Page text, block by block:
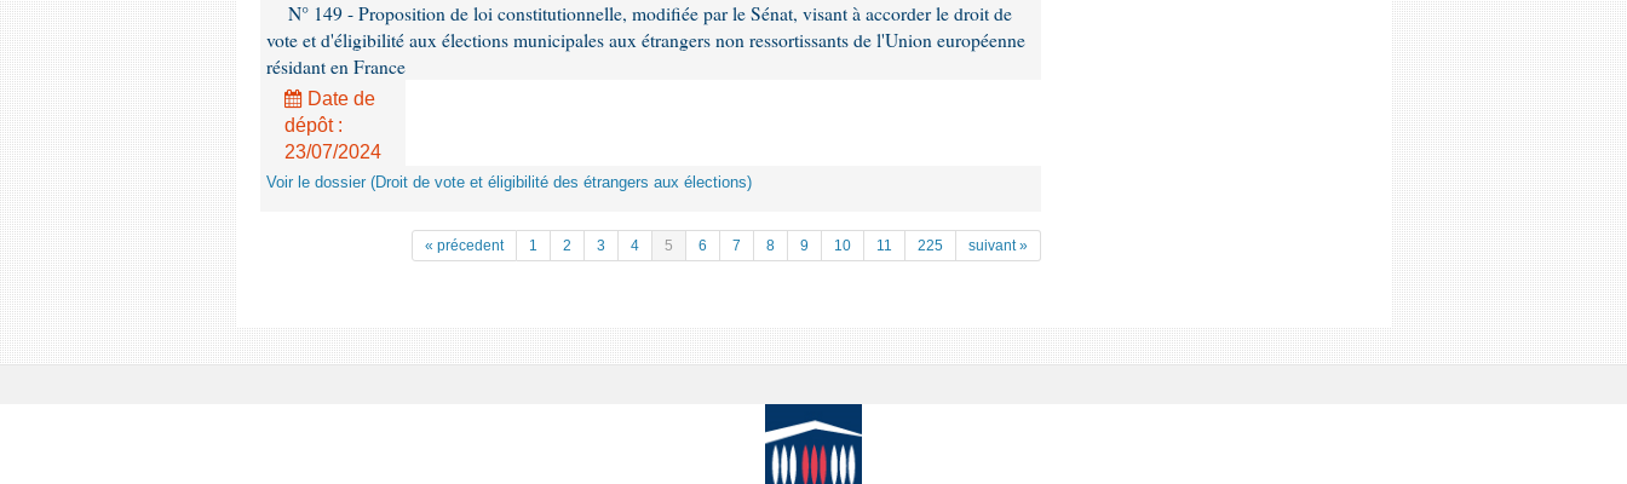
N° 149 - Proposition de loi constitutionnelle, modifiée par le Sénat, visant à accorder le droit de
vote et d'éligibilité aux élections municipales aux étrangers non ressortissants de l'Union européenne
résidant en France
Date de
dépôt :
23/07/2024
Voir le dossier (Droit de vote et éligibilité des étrangers aux élections)
« précedent 1 2 3 4 5 6 7 8 9 10 11 225 suivant »